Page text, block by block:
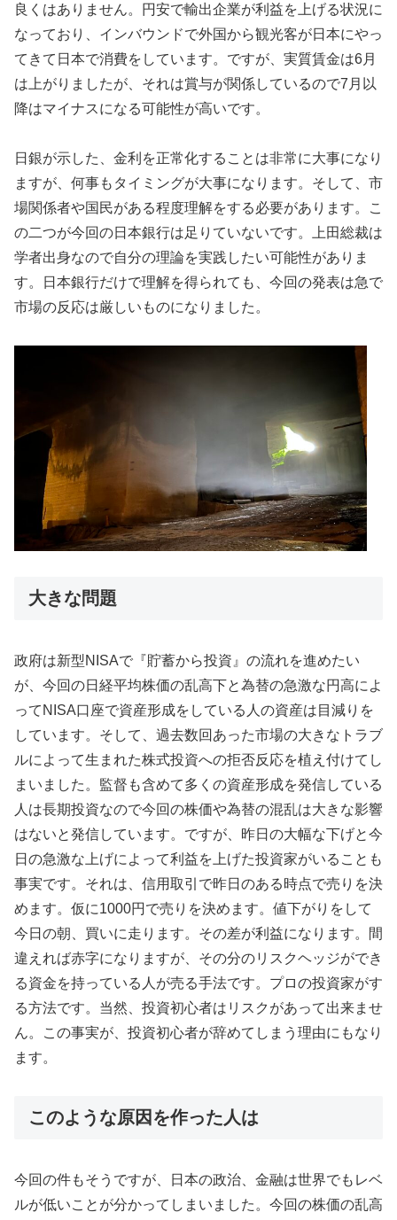
良くはありません。円安で輸出企業が利益を上げる状況に
なっており、インバウンドで外国から観光客が日本にやっ
てきて日本で消費をしています。ですが、実質賃金は6月
は上がりましたが、それは賞与が関係しているので7月以
降はマイナスになる可能性が高いです。
日銀が示した、金利を正常化することは非常に大事になり
ますが、何事もタイミングが大事になります。そして、市
場関係者や国民がある程度理解をする必要があります。こ
の二つが今回の日本銀行は足りていないです。上田総裁は
学者出身なので自分の理論を実践したい可能性がありま
す。日本銀行だけで理解を得られても、今回の発表は急で
市場の反応は厳しいものになりました。
大きな問題
政府は新型NISAで『貯蓄から投資』の流れを進めたい
が、今回の日経平均株価の乱高下と為替の急激な円高によ
ってNISA口座で資産形成をしている人の資産は目減りを
しています。そして、過去数回あった市場の大きなトラブ
ルによって生まれた株式投資への拒否反応を植え付けてし
まいました。監督も含めて多くの資産形成を発信している
人は長期投資なので今回の株価や為替の混乱は大きな影響
はないと発信しています。ですが、昨日の大幅な下げと今
日の急激な上げによって利益を上げた投資家がいることも
事実です。それは、信用取引で昨日のある時点で売りを決
めます。仮に1000円で売りを決めます。値下がりをして
今日の朝、買いに走ります。その差が利益になります。間
違えれば赤字になりますが、その分のリスクヘッジができ
る資金を持っている人が売る手法です。プロの投資家がす
る方法です。当然、投資初心者はリスクがあって出来ませ
ん。この事実が、投資初心者が辞めてしまう理由にもなり
ます。
このような原因を作った人は
今回の件もそうですが、日本の政治、金融は世界でもレベ
ルが低いことが分かってしまいました。今回の株価の乱高